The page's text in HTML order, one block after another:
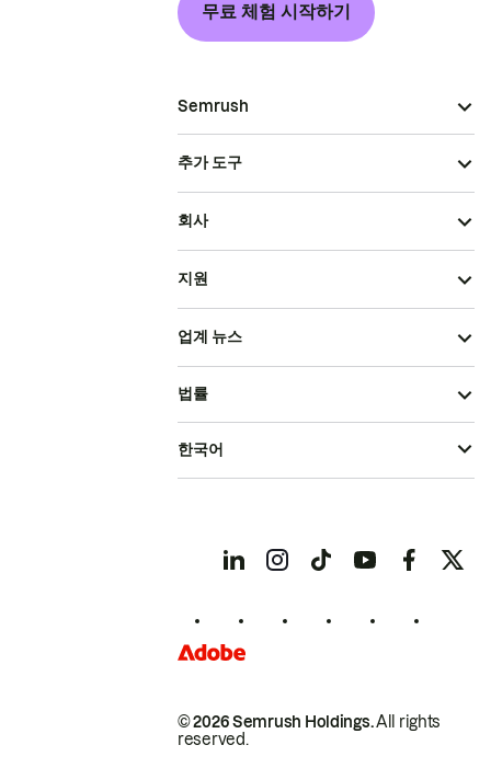
무료 체험 시작하기
Semrush
추가 도구
회사
지원
업계 뉴스
© 2026 Semrush Holdings.All rights
reserved.
법률
한국어